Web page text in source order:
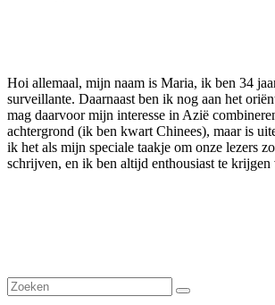
Hoi allemaal, mijn naam is Maria, ik ben 34
surveillante. Daarnaast ben ik nog aan het
mag daarvoor mijn interesse in Azië
achtergrond (ik ben kwart Chinees), maar is
ik het als mijn speciale taakje om onze lezers
schrijven, en ik ben altijd enthousiast te